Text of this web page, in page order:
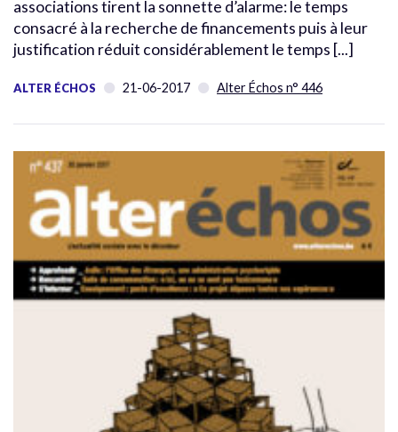
associations tirent la sonnette d’alarme: le temps
consacré à la recherche de financements puis à leur
justification réduit considérablement le temps [...]
ALTER ÉCHOS 21-06-2017 Alter Échos n° 446